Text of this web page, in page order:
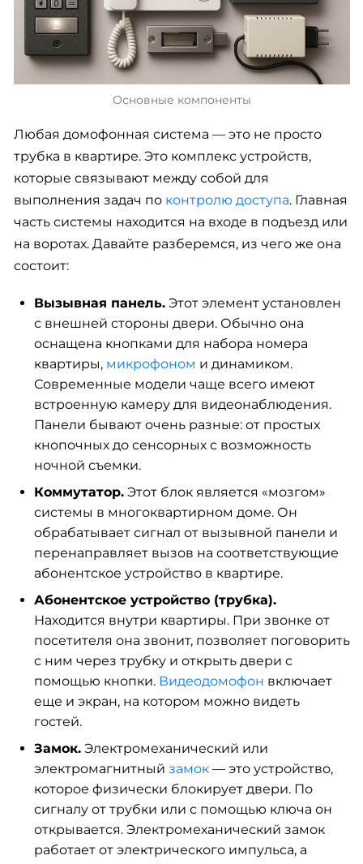
Основные компоненты
Любая домофонная система — это не просто
трубка в квартире. Это комплекс устройств,
которые связывают между собой для
выполнения задач по контролю доступа. Главная
часть системы находится на входе в подъезд или
на воротах. Давайте разберемся, из чего же она
состоит:
Вызывная панель.Этот элемент установлен
с внешней стороны двери. Обычно она
оснащена кнопками для набора номера
квартиры, микрофоном и динамиком.
Современные модели чаще всего имеют
встроенную камеру для видеонаблюдения.
Панели бывают очень разные: от простых
кнопочных до сенсорных с возможность
ночной съемки.
Коммутатор.Этот блок является «мозгом»
системы в многоквартирном доме. Он
обрабатывает сигнал от вызывной панели и
перенаправляет вызов на соответствующие
абонентское устройство в квартире.
Абонентское устройство (трубка).
Находится внутри квартиры. При звонке от
посетителя она звонит, позволяет поговорить
с ним через трубку и открыть двери с
помощью кнопки. Видеодомофон включает
еще и экран, на котором можно видеть
гостей.
Замок.Электромеханический или
электромагнитный замок— это устройство,
которое физически блокирует двери. По
сигналу от трубки или с помощью ключа он
открывается. Электромеханический замок
работает от электрического импульса, а